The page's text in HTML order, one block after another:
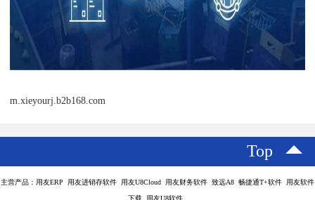
m.xieyourj.b2b168.com
Top
主营产品：用友ERP 用友进销存软件 用友U8Cloud 用友财务软件 致远A8 畅捷通T+软件 用友软件
下载 用友U8软件